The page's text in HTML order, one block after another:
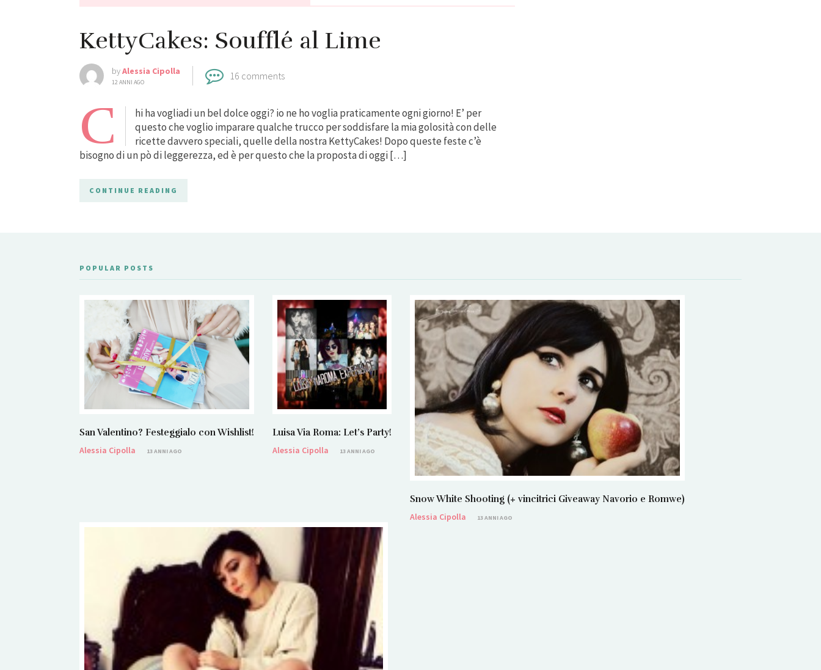
KettyCakes: Soufflé al Lime
byAlessia Cipolla
12 ANNI AGO
16 comments
C
hi ha vogliadi un bel dolce oggi? io ne ho voglia praticamente ogni giorno! E’ per
questo che voglio imparare qualche trucco per soddisfare la mia golosità con delle
ricette davvero speciali, quelle della nostra KettyCakes! Dopo queste feste c’è
bisogno di un pò di leggerezza, ed è per questo che la proposta di oggi […]
CONTINUE READING
POPULAR POSTS
San Valentino? Festeggialo con Wishlist!
Alessia Cipolla
13 ANNI AGO
Luisa Via Roma: Let’s Party!
Alessia Cipolla
13 ANNI AGO
Snow White Shooting (+ vincitrici Giveaway Navorio e Romwe)
Alessia Cipolla
13 ANNI AGO